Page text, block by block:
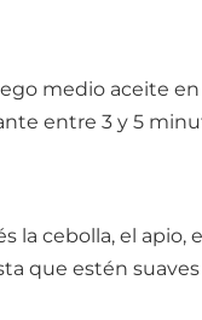
medio aceite
entre 3 y 5
la cebolla, el
que estén